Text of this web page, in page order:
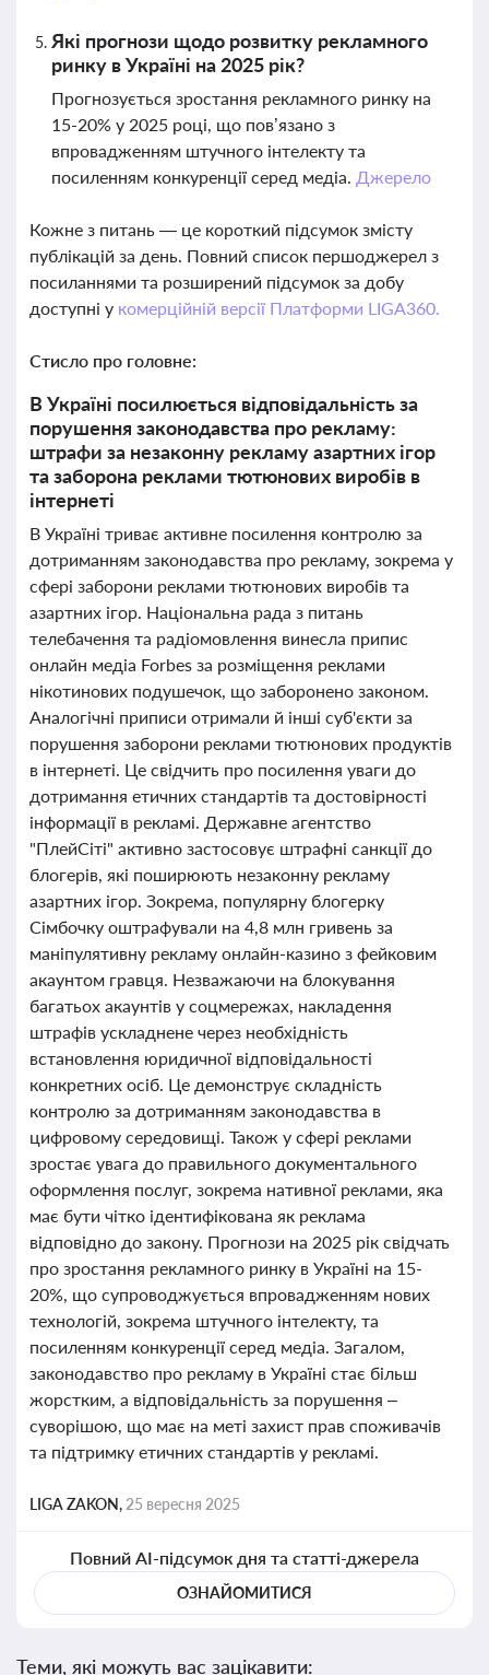
Які прогнози щодо розвитку рекламного
ринку в Україні на 2025 рік?
Прогнозується зростання рекламного ринку на
15-20% у 2025 році, що пов’язано з
впровадженням штучного інтелекту та
посиленням конкуренції серед медіа. Джерело
Кожне з питань — це короткий підсумок змісту
публікацій за день. Повний список першоджерел з
посиланнями та розширений підсумок за добу
доступні у комерційній версії Платформи LIGA360.
Стисло про головне:
В Україні посилюється відповідальність за
порушення законодавства про рекламу:
штрафи за незаконну рекламу азартних ігор
та заборона реклами тютюнових виробів в
інтернеті
В Україні триває активне посилення контролю за
дотриманням законодавства про рекламу, зокрема у
сфері заборони реклами тютюнових виробів та
азартних ігор. Національна рада з питань
телебачення та радіомовлення винесла припис
онлайн медіа Forbes за розміщення реклами
нікотинових подушечок, що заборонено законом.
Аналогічні приписи отримали й інші суб'єкти за
порушення заборони реклами тютюнових продуктів
в інтернеті. Це свідчить про посилення уваги до
дотримання етичних стандартів та достовірності
інформації в рекламі. Державне агентство
"ПлейСіті" активно застосовує штрафні санкції до
блогерів, які поширюють незаконну рекламу
азартних ігор. Зокрема, популярну блогерку
Сімбочку оштрафували на 4,8 млн гривень за
маніпулятивну рекламу онлайн-казино з фейковим
акаунтом гравця. Незважаючи на блокування
багатьох акаунтів у соцмережах, накладення
штрафів ускладнене через необхідність
встановлення юридичної відповідальності
конкретних осіб. Це демонструє складність
контролю за дотриманням законодавства в
цифровому середовищі. Також у сфері реклами
зростає увага до правильного документального
оформлення послуг, зокрема нативної реклами, яка
має бути чітко ідентифікована як реклама
відповідно до закону. Прогнози на 2025 рік свідчать
про зростання рекламного ринку в Україні на 15-
20%, що супроводжується впровадженням нових
технологій, зокрема штучного інтелекту, та
посиленням конкуренції серед медіа. Загалом,
законодавство про рекламу в Україні стає більш
жорстким, а відповідальність за порушення –
суворішою, що має на меті захист прав споживачів
та підтримку етичних стандартів у рекламі.
LIGA ZAKON, 25 вересня 2025
Повний AI-підсумок дня та статті-джерела
ОЗНАЙОМИТИСЯ
Теми, які можуть вас зацікавити: